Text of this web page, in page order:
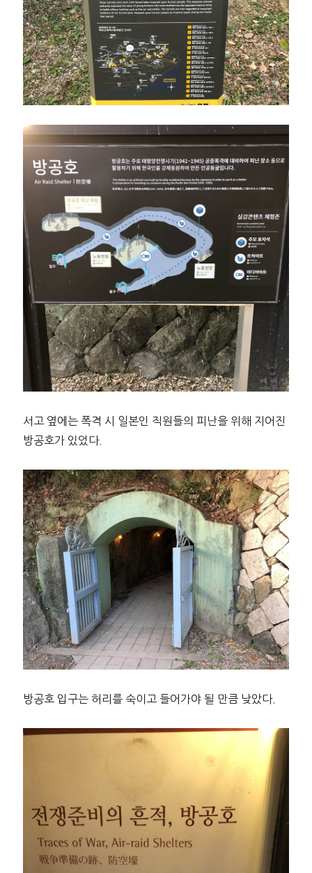
서고 옆에는 폭격 시 일본인 직원들의 피난을 위해 지어진
방공호가 있었다.
방공호 입구는 허리를 숙이고 들어가야 될 만큼 낮았다.